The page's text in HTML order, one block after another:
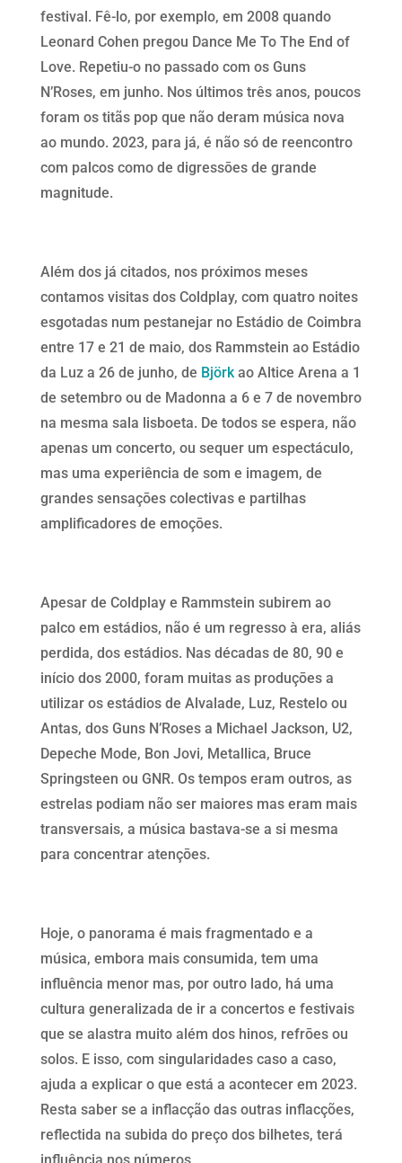
festival. Fê-lo, por exemplo, em 2008 quando
Leonard Cohen pregou Dance Me To The End of
Love. Repetiu-o no passado com os Guns
N’Roses, em junho. Nos últimos três anos, poucos
foram os titãs pop que não deram música nova
ao mundo. 2023, para já, é não só de reencontro
com palcos como de digressōes de grande
magnitude.
Além dos já citados, nos próximos meses
contamos visitas dos Coldplay, com quatro noites
esgotadas num pestanejar no Estádio de Coimbra
entre 17 e 21 de maio, dos Rammstein ao Estádio
da Luz a 26 de junho, de Björkao Altice Arena a 1
de setembro ou de Madonna a 6 e 7 de novembro
na mesma sala lisboeta. De todos se espera, não
apenas um concerto, ou sequer um espectáculo,
mas uma experiência de som e imagem, de
grandes sensaçōes colectivas e partilhas
amplificadores de emoçōes.
Apesar de Coldplay e Rammstein subirem ao
palco em estádios, não é um regresso à era, aliás
perdida, dos estádios. Nas décadas de 80, 90 e
início dos 2000, foram muitas as produçōes a
utilizar os estádios de Alvalade, Luz, Restelo ou
Antas, dos Guns N’Roses a Michael Jackson, U2,
Depeche Mode, Bon Jovi, Metallica, Bruce
Springsteen ou GNR. Os tempos eram outros, as
estrelas podiam não ser maiores mas eram mais
transversais, a música bastava-se a si mesma
para concentrar atençōes.
Hoje, o panorama é mais fragmentado e a
música, embora mais consumida, tem uma
influência menor mas, por outro lado, há uma
cultura generalizada de ir a concertos e festivais
que se alastra muito além dos hinos, refrōes ou
solos. E isso, com singularidades caso a caso,
ajuda a explicar o que está a acontecer em 2023.
Resta saber se a inflacção das outras inflacções,
reflectida na subida do preço dos bilhetes, terá